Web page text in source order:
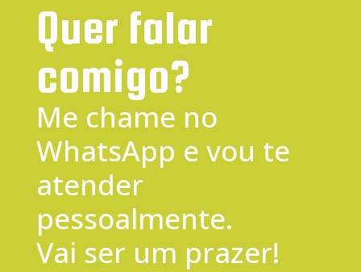
Quer falar
comigo?
Me chame no
WhatsApp e vou te
atender
pessoalmente.
Vai ser um prazer!